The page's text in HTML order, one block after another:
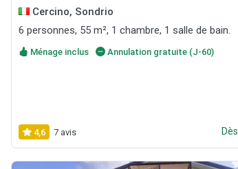
Cercino, Sondrio
6 personnes, 55 m², 1 chambre, 1 salle de bain.
Ménage inclus Annulation gratuite (J-60)
4,6 7 avis Dès